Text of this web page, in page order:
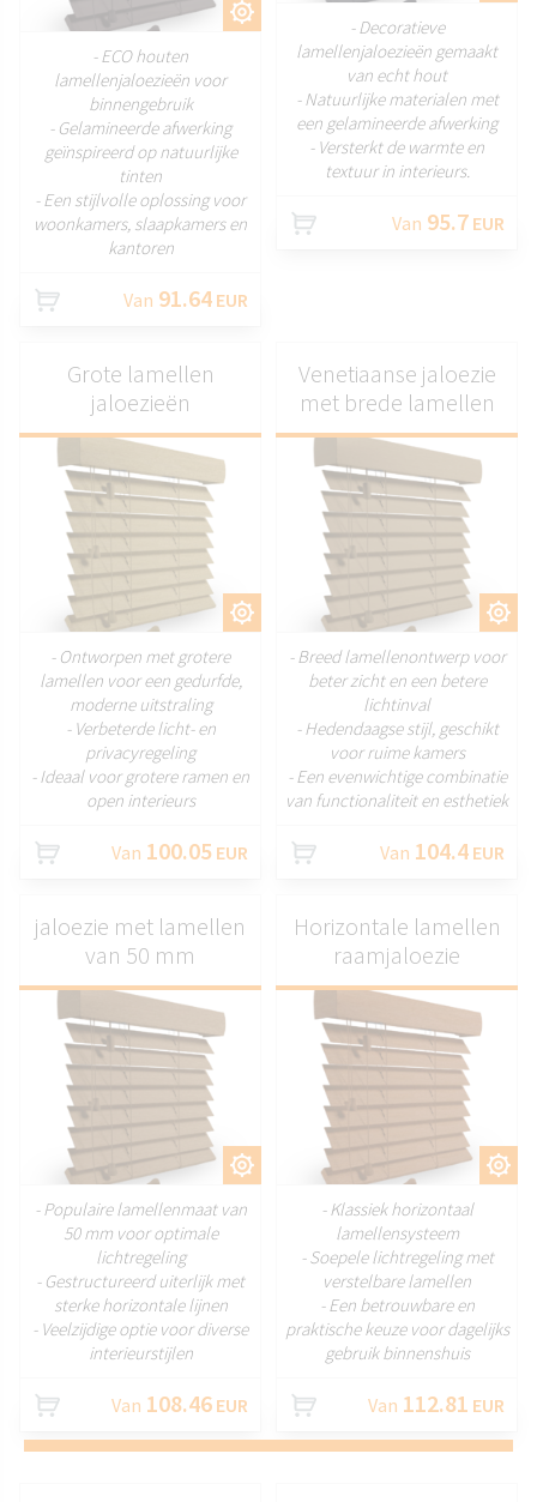
AANPASSEN
- ECO houten
lamellenjaloezieën voor
binnengebruik
- Gelamineerde afwerking
geïnspireerd op natuurlijke
tinten
- Een stijlvolle oplossing voor
woonkamers, slaapkamers en
kantoren
Van 91.64 EUR
- Decoratieve
lamellenjaloezieën gemaakt
van echt hout
- Natuurlijke materialen met
een gelamineerde afwerking
- Versterkt de warmte en
textuur in interieurs.
Van 95.7 EUR
AANPASSEN
Grote lamellen
jaloezieën
- Ontworpen met grotere
lamellen voor een gedurfde,
moderne uitstraling
- Verbeterde licht- en
privacyregeling
- Ideaal voor grotere ramen en
open interieurs
Van 100.05 EUR
AANPASSEN
Venetiaanse jaloezie
met brede lamellen
- Breed lamellenontwerp voor
beter zicht en een betere
lichtinval
- Hedendaagse stijl, geschikt
voor ruime kamers
- Een evenwichtige combinatie
van functionaliteit en esthetiek
Van 104.4 EUR
AANPASSEN
jaloezie met lamellen
van 50 mm
- Populaire lamellenmaat van
50 mm voor optimale
lichtregeling
- Gestructureerd uiterlijk met
sterke horizontale lijnen
- Veelzijdige optie voor diverse
interieurstijlen
Van 108.46 EUR
AANPASSEN
Horizontale lamellen
raamjaloezie
- Klassiek horizontaal
lamellensysteem
- Soepele lichtregeling met
verstelbare lamellen
- Een betrouwbare en
praktische keuze voor dagelijks
gebruik binnenshuis
Van 112.81 EUR